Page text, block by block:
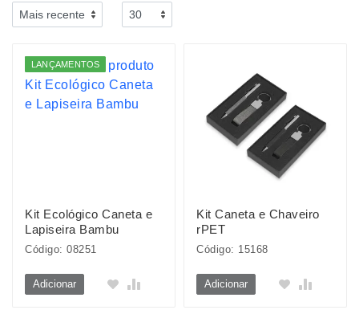
LANÇAMENTOS
Kit Ecológico Caneta e
Lapiseira Bambu
Código: 08251
Adicionar
Kit Caneta e Chaveiro
rPET
Código: 15168
Adicionar